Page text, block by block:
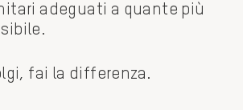
adeguati a quante più
fai la differenza.